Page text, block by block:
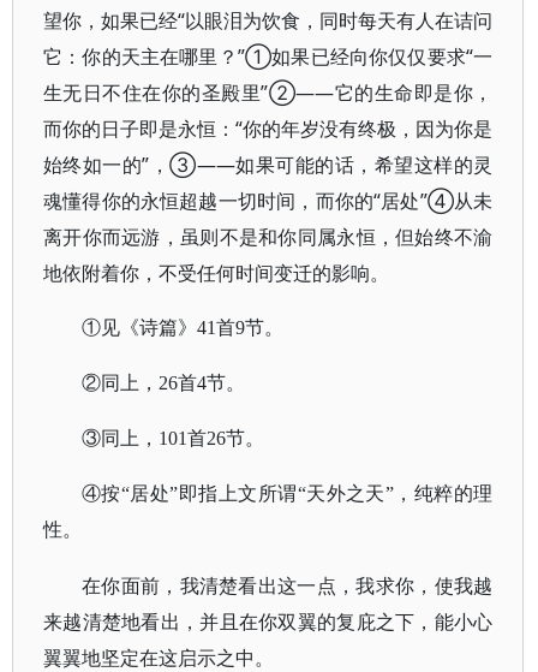
望你，如果已经“以眼泪为饮食，同时每天有人在诘问
它：你的天主在哪里？”①如果已经向你仅仅要求“一
生无日不住在你的圣殿里”②——它的生命即是你，
而你的日子即是永恒：“你的年岁没有终极，因为你是
始终如一的”，③——如果可能的话，希望这样的灵
魂懂得你的永恒超越一切时间，而你的“居处”④从未
离开你而远游，虽则不是和你同属永恒，但始终不渝
地依附着你，不受任何时间变迁的影响。
①见《诗篇》41首9节。
②同上，26首4节。
③同上，101首26节。
④按“居处”即指上文所谓“天外之天”，纯粹的理
性。
在你面前，我清楚看出这一点，我求你，使我越
来越清楚地看出，并且在你双翼的复庇之下，能小心
翼翼地坚定在这启示之中。